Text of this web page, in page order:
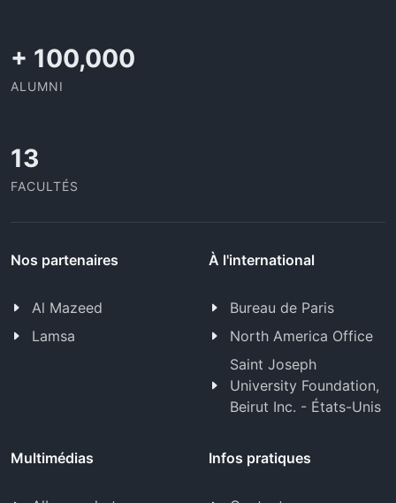
+ 100,000
ALUMNI
13
FACULTÉS
Nos partenaires
Al Mazeed
Lamsa
À l'international
Bureau de Paris
North America Office
Saint Joseph
University Foundation,
Beirut Inc. - États-Unis
Multimédias Infos pratiques